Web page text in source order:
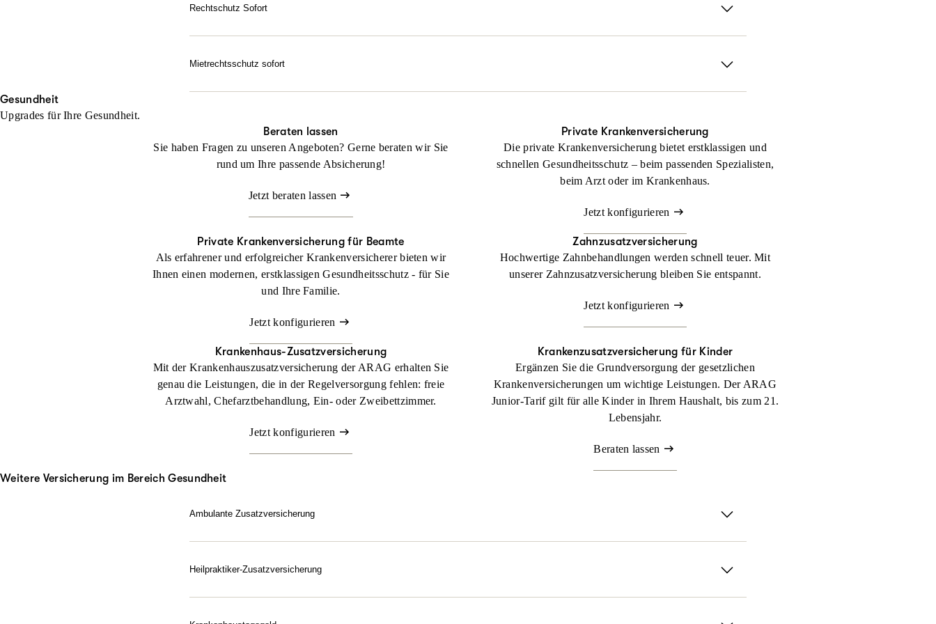
Gerichtskosten – wenn erforderlich auch durch alle Instanzen.
Jetzt konfigurieren Beraten lassen
Rechtschutz Sofort
Mietrechtsschutz sofort
Jetzt konfigurieren Beraten lassen
Gesundheit
Upgrades für Ihre Gesundheit.
Beraten lassen
Sie haben Fragen zu unseren Angeboten? Gerne beraten wir Sie
rund um Ihre passende Absicherung!
Jetzt beraten lassen
Private Krankenversicherung
Die private Krankenversicherung bietet erstklassigen und
schnellen Gesundheitsschutz – beim passenden Spezialisten,
beim Arzt oder im Krankenhaus.
Jetzt konfigurieren
Private Krankenversicherung für Beamte
Als erfahrener und erfolgreicher Krankenversicherer bieten wir
Ihnen einen modernen, erstklassigen Gesundheitsschutz - für Sie
und Ihre Familie.
Jetzt konfigurieren
Zahnzusatzversicherung
Hochwertige Zahnbehandlungen werden schnell teuer. Mit
unserer Zahnzusatzversicherung bleiben Sie entspannt.
Jetzt konfigurieren
Krankenhaus-Zusatzversicherung
Mit der Krankenhauszusatzversicherung der ARAG erhalten Sie
genau die Leistungen, die in der Regelversorgung fehlen: freie
Arztwahl, Chefarztbehandlung, Ein- oder Zweibettzimmer.
Jetzt konfigurieren
Krankenzusatz­versicherung für Kinder
Ergänzen Sie die Grundversorgung der gesetzlichen
Krankenversicherungen um wichtige Leistungen. Der ARAG
Junior-Tarif gilt für alle Kinder in Ihrem Haushalt, bis zum 21.
Lebensjahr.
Beraten lassen
Weitere Versicherung im Bereich Gesundheit
Ambulante Zusatzversicherung
Heilpraktiker-Zusatzversicherung
alternativen Heilmitteln.